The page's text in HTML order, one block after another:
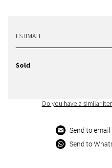
ESTIMATE
Sold
Do you have a similar
Send to email
Send to